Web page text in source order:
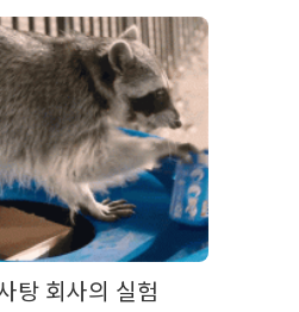
탕 회사의 실험